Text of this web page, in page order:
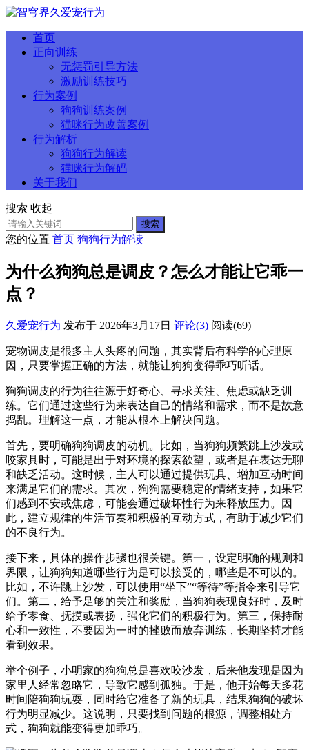
首页
正向训练
无惩罚引导方法
激励训练技巧
行为案例
狗狗训练案例
猫咪行为改善案例
行为解析
狗狗行为解读
猫咪行为解码
关于我们
搜索 收起
搜索
您的位置 首页 狗狗行为解读
为什么狗狗总是调皮？怎么才能让它乖一
点？
久爱宠行为 发布于 2026年3月17日 评论(3) 阅读(69)
宠物调皮是很多主人头疼的问题，其实背后有科学的心理原
因，只要掌握正确的方法，就能让狗狗变得乖巧听话。
狗狗调皮的行为往往源于好奇心、寻求关注、焦虑或缺乏训
练。它们通过这些行为来表达自己的情绪和需求，而不是故意
捣乱。理解这一点，才能从根本上解决问题。
首先，要明确狗狗调皮的动机。比如，当狗狗频繁跳上沙发或
咬家具时，可能是出于对环境的探索欲望，或者是在表达无聊
和缺乏活动。这时候，主人可以通过提供玩具、增加互动时间
来满足它们的需求。其次，狗狗需要稳定的情绪支持，如果它
们感到不安或焦虑，可能会通过破坏性行为来释放压力。因
此，建立规律的生活节奏和积极的互动方式，有助于减少它们
的不良行为。
接下来，具体的操作步骤也很关键。第一，设定明确的规则和
界限，让狗狗知道哪些行为是可以接受的，哪些是不可以的。
比如，不许跳上沙发，可以使用“坐下”“等待”等指令来引导它
们。第二，给予足够的关注和奖励，当狗狗表现良好时，及时
给予零食、抚摸或表扬，强化它们的积极行为。第三，保持耐
心和一致性，不要因为一时的挫败而放弃训练，长期坚持才能
看到效果。
举个例子，小明家的狗狗总是喜欢咬沙发，后来他发现是因为
家里人经常忽略它，导致它感到孤独。于是，他开始每天多花
时间陪狗狗玩耍，同时给它准备了新的玩具，结果狗狗的破坏
行为明显减少。这说明，只要找到问题的根源，调整相处方
式，狗狗就能变得更加乖巧。